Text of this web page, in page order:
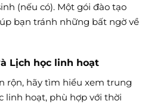
(nếu có). Một gói đào tạo
bạn tránh những bất ngờ về
Lịch học linh hoạt
rộn, hãy tìm hiểu xem trung
linh hoạt, phù hợp với thời